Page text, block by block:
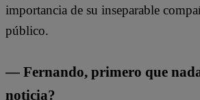
importancia de su inseparable
público.
— Fernando, primero que
noticia?